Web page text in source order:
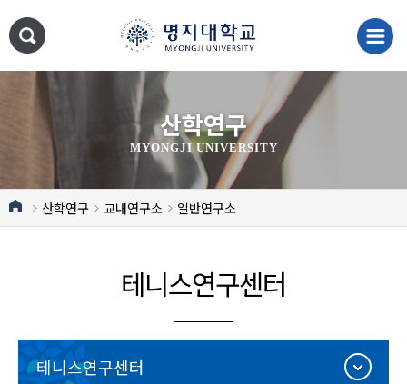
산학연구
MYONGJI UNIVERSITY
산학연구 교내연구소 일반연구소
테니스연구센터
테니스연구센터